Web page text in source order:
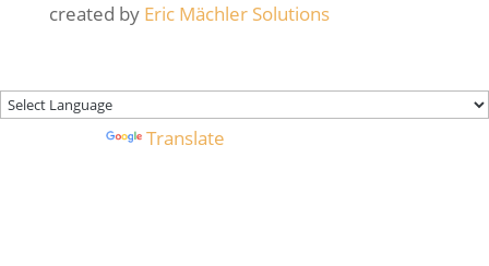
created by Eric Mächler Solutions
Translate